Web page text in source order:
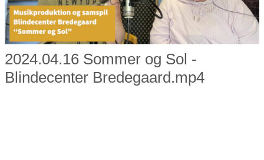
2024.04.16 Sommer og Sol -
Blindecenter Bredegaard.mp4